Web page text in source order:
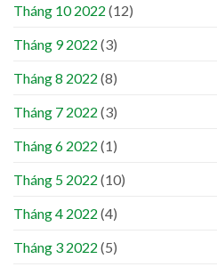
Tháng 10 2022 (12)
Tháng 9 2022 (3)
Tháng 8 2022 (8)
Tháng 7 2022 (3)
Tháng 6 2022 (1)
Tháng 5 2022 (10)
Tháng 4 2022 (4)
Tháng 3 2022 (5)